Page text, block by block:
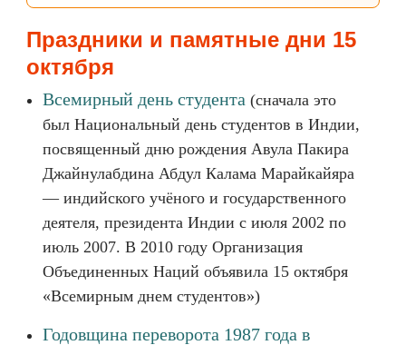
Праздники и памятные дни 15
октября
Всемирный день студента (сначала это
был Национальный день студентов в Индии,
посвященный дню рождения Авула Пакира
Джайнулабдина Абдул Калама Марайкайяра
— индийского учёного и государственного
деятеля, президента Индии с июля 2002 по
июль 2007. В 2010 году Организация
Объединенных Наций объявила 15 октября
«Всемирным днем студентов»)
Годовщина переворота 1987 года в